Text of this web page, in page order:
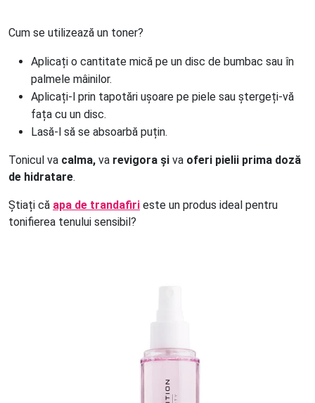
Cum se utilizează un toner?
Aplicați o cantitate mică pe un disc de bumbac sau în
palmele mâinilor.
Aplicați-l prin tapotări ușoare pe piele sau ștergeți-vă
fața cu un disc.
Lasă-l să se absoarbă puțin.
Tonicul va calma, va revigora și va oferi pielii prima doză
de hidratare.
Știați că apa de trandafiri este un produs ideal pentru
tonifierea tenului sensibil?